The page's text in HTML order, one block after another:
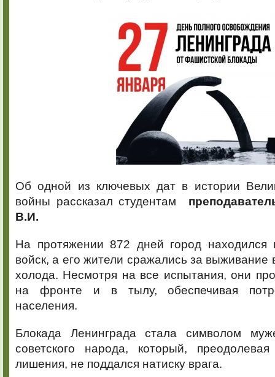
Об одной из ключевых дат в истории
войны рассказал студентам
В.И.
На протяжении 872 дней город находился
войск, а его жители сражались за выживание
холода. Несмотря на все испытания, они
на фронте и в тылу, обеспечивая
населения.
Блокада Ленинграда стала символом
советского народа, который,
лишения, не поддался натиску врага.